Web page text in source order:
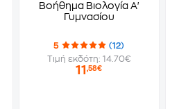
Βοήθημα Βιολογία Α'
Γυμνασίου
5
(12)
Τιμή εκδότη: 14.70€
11,58€